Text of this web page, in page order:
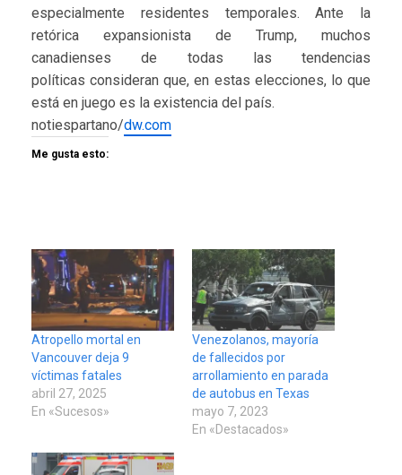
especialmente residentes temporales. Ante la
retórica expansionista de Trump, muchos
canadienses de todas las tendencias
políticas consideran que, en estas elecciones, lo que
está en juego es la existencia del país.
notiespartano/dw.com
Me gusta esto:
Atropello mortal en
Vancouver deja 9
víctimas fatales
abril 27, 2025
En «Sucesos»
Venezolanos, mayoría
de fallecidos por
arrollamiento en parada
de autobus en Texas
mayo 7, 2023
En «Destacados»